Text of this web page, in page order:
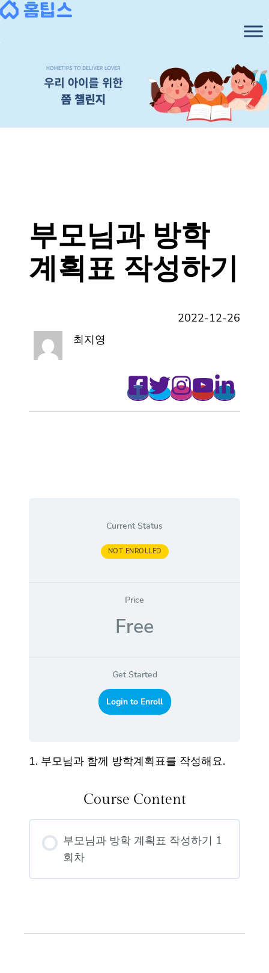
콘
텐
츠
기
부모님과 방학
계획표 작성하기
2022-12-26
최지영
Current Status
NOT ENROLLED
Price
Free
Get Started
Login to Enroll
1. 부모님과 함께 방학계획표를 작성해요.
Course Content
부모님과 방학 계획표 작성하기 1
회차